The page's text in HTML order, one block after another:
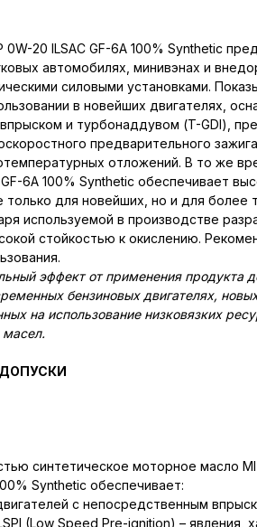
0W-20 ILSAC GF-6A 100% Synthetic
автомобилях, минивэнах и
силовыми установками.
в новейших двигателях,
и турбонаддувом (T-GDI),
предварительного
отложений. В то же
GF-6A 100% Synthetic обеспечивает
только для новейших, но и для более
используемой в производстве
стойкостью к окислению.
эффект от применения продукта
бензиновых двигателях,
на использование низковязких
синтетическое моторное масло
Synthetic обеспечивает:
с непосредственным
(Low Speed Pre-ignition) – явления,